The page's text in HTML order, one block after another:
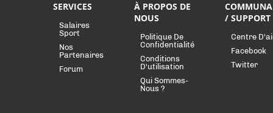
SERVICES
Salaires
Sport
Nos
Partenaires
Forum
À PROPOS DE
NOUS
Politique De
Confidentialité
Conditions
D'utilisation
Qui Sommes-
Nous ?
/ SUPPORT
Centre
Facebook
Twitter